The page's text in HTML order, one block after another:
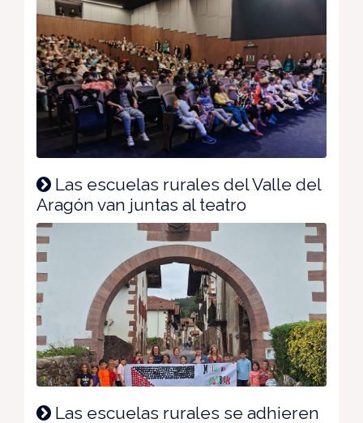
Las escuelas rurales del Valle del
Aragón van juntas al teatro
Las escuelas rurales se adhieren